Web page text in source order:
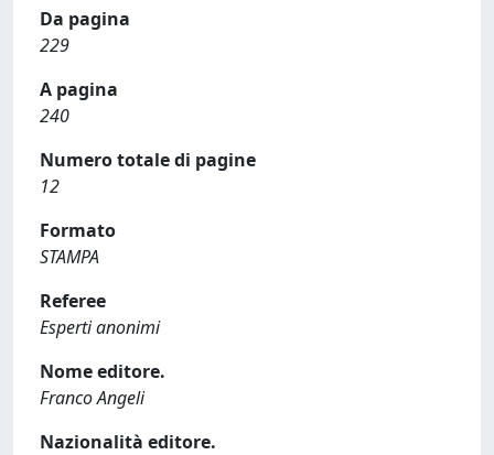
Da pagina
229
A pagina
240
Numero totale di pagine
12
Formato
STAMPA
Referee
Esperti anonimi
Nome editore.
Franco Angeli
Nazionalità editore.